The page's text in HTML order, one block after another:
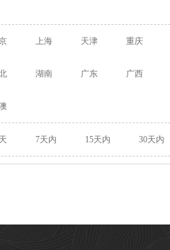
上海 天津 重庆
湖南 广东 广西
7天内 15天内 30天内